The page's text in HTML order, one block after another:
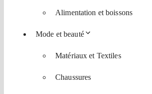
Alimentation et boissons
Mode et beauté
Matériaux et Textiles
Chaussures